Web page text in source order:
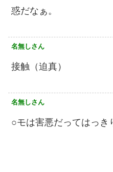
惑だなぁ。
名無しさん
接触（迫真）
名無しさん
○モは害悪だってはっき